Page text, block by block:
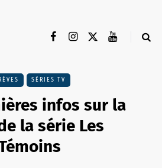
SÉRIES TV
infos sur la
la série Les